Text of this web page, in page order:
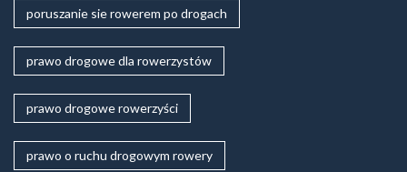
poruszanie sie rowerem po drogach
prawo drogowe dla rowerzystów
prawo drogowe rowerzyści
prawo o ruchu drogowym rowery